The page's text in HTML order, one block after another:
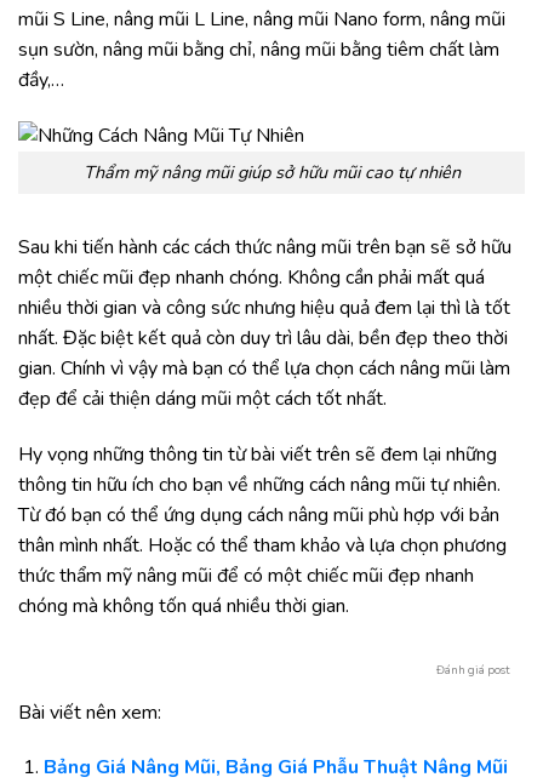
mũi S Line, nâng mũi L Line, nâng mũi Nano form, nâng mũi
sụn sườn, nâng mũi bằng chỉ, nâng mũi bằng tiêm chất làm
đầy,…
Thẩm mỹ nâng mũi giúp sở hữu mũi cao tự nhiên
Sau khi tiến hành các cách thức nâng mũi trên bạn sẽ sở hữu
một chiếc mũi đẹp nhanh chóng. Không cần phải mất quá
nhiều thời gian và công sức nhưng hiệu quả đem lại thì là tốt
nhất. Đặc biệt kết quả còn duy trì lâu dài, bền đẹp theo thời
gian. Chính vì vậy mà bạn có thể lựa chọn cách nâng mũi làm
đẹp để cải thiện dáng mũi một cách tốt nhất.
Hy vọng những thông tin từ bài viết trên sẽ đem lại những
thông tin hữu ích cho bạn về những cách nâng mũi tự nhiên.
Từ đó bạn có thể ứng dụng cách nâng mũi phù hợp với bản
thân mình nhất. Hoặc có thể tham khảo và lựa chọn phương
thức thẩm mỹ nâng mũi để có một chiếc mũi đẹp nhanh
chóng mà không tốn quá nhiều thời gian.
Đánh giá post
Bài viết nên xem:
Bảng Giá Nâng Mũi, Bảng Giá Phẫu Thuật Nâng Mũi